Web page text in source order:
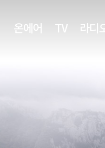
온에어 TV 라디